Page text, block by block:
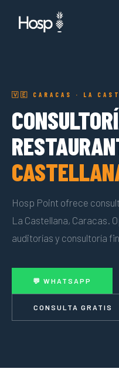
🇻🇪 CARACAS · LA
Hosp Point ofrece
La Castellana, Caracas.
auditorías y consultoría
💬 WHATSAPP
CONSULTA GRATIS